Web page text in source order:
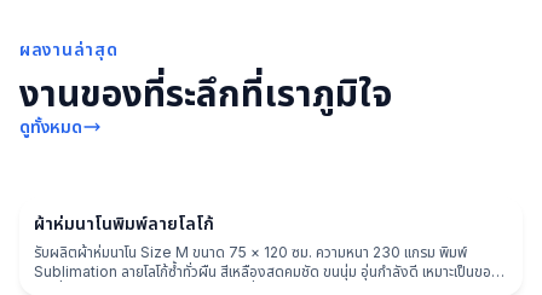
ผลงานล่าสุด
งานของที่ระลึกที่เราภูมิใจ
ดูทั้งหมด
ผ้าห่ม
ผ้าห่มนาโนพิมพ์ลายโลโก้
รับผลิตผ้าห่มนาโน Size M ขนาด 75 × 120 ซม. ความหนา 230 แกรม พิมพ์
Sublimation ลายโลโก้ซ้ำทั่วผืน สีเหลืองสดคมชัด ขนนุ่ม อุ่นกำลังดี เหมาะเป็นของ